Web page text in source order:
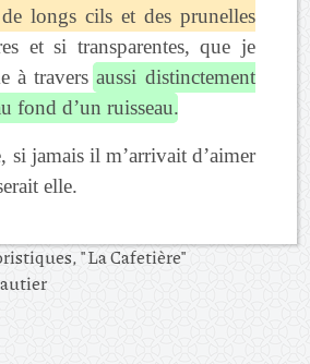
longs cils et des prunelles
et si transparentes, que je
à traversaussi distinctement
fond d’un ruisseau.
si jamais il m’arrivait d’aimer
elle.
"La Cafetière"